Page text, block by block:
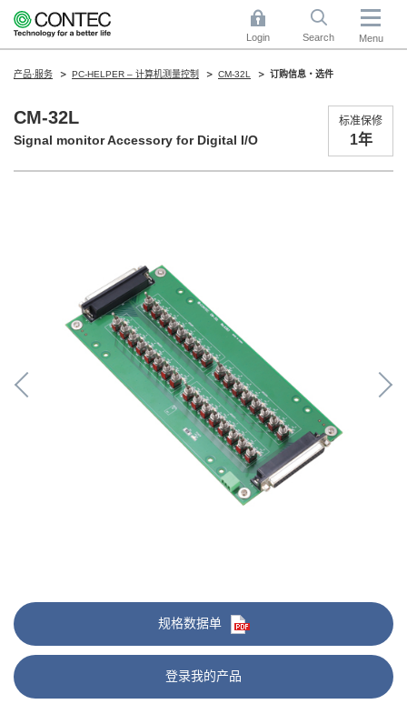
Login Search Menu
产品·服务 PC-HELPER – 计算机测量控制 CM-32L 订购信息・选件
CM-32L
Signal monitor Accessory for Digital I/O
标准保修
1年
规格数据单
登录我的产品